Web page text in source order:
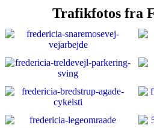
Trafikfotos fra